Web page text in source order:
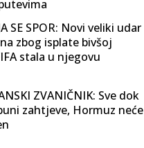
SE SPOR: Novi veliki udar
zbog isplate bivšoj
stala u njegovu
ZVANIČNIK: Sve dok
zahtjeve, Hormuz neće